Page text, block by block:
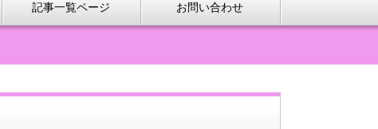
記事一覧ページ お問い合わせ